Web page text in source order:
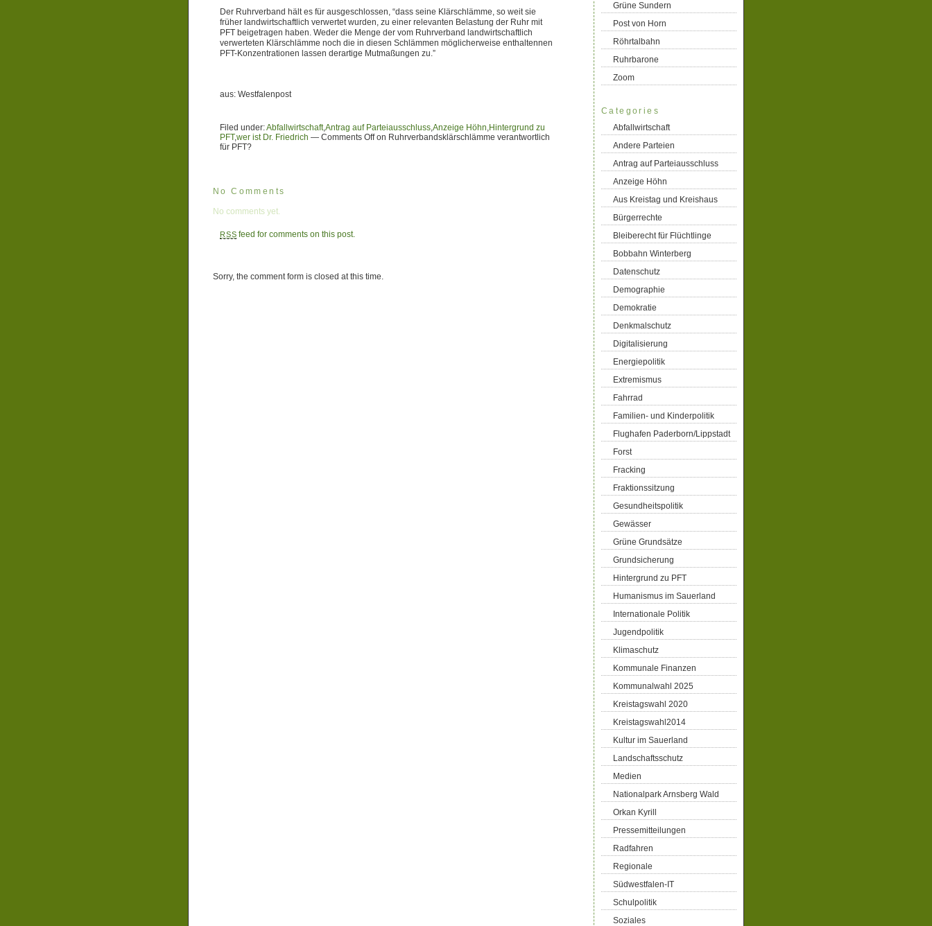
Der Ruhrverband hält es für ausgeschlossen, “dass seine Klärschlämme, so weit sie
früher landwirtschaftlich verwertet wurden, zu einer relevanten Belastung der Ruhr mit
PFT beigetragen haben. Weder die Menge der vom Ruhrverband landwirtschaftlich
verwerteten Klärschlämme noch die in diesen Schlämmen möglicherweise enthaltennen
PFT-Konzentrationen lassen derartige Mutmaßungen zu.”
aus: Westfalenpost
Filed under:Abfallwirtschaft,Antrag auf Parteiausschluss,Anzeige Höhn,Hintergrund zu
PFT,wer ist Dr. Friedrich — Comments Offon Ruhrverbandsklärschlämme verantwortlich
für PFT?
No Comments
No comments yet.
RSS feed for comments on this post.
Sorry, the comment form is closed at this time.
Grüne Sundern
Post von Horn
Röhrtalbahn
Ruhrbarone
Zoom
Categories
Abfallwirtschaft
Andere Parteien
Antrag auf Parteiausschluss
Anzeige Höhn
Aus Kreistag und Kreishaus
Bürgerrechte
Bleiberecht für Flüchtlinge
Bobbahn Winterberg
Datenschutz
Demographie
Demokratie
Denkmalschutz
Digitalisierung
Energiepolitik
Extremismus
Fahrrad
Familien- und Kinderpolitik
Flughafen Paderborn/Lippstadt
Forst
Fracking
Fraktionssitzung
Gesundheitspolitik
Gewässer
Grüne Grundsätze
Grundsicherung
Hintergrund zu PFT
Humanismus im Sauerland
Internationale Politik
Jugendpolitik
Klimaschutz
Kommunale Finanzen
Kommunalwahl 2025
Kreistagswahl 2020
Kreistagswahl2014
Kultur im Sauerland
Landschaftsschutz
Medien
Nationalpark Arnsberg Wald
Orkan Kyrill
Pressemitteilungen
Radfahren
Regionale
Südwestfalen-IT
Schulpolitik
Soziales